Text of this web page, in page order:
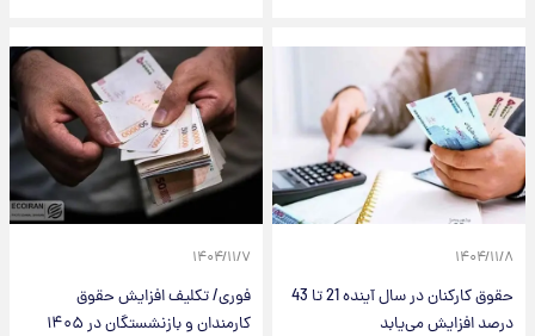
۱۴۰۴/۱۱/۸
حقوق کارکنان در سال آینده 21 تا 43
درصد افزایش می‌یابد
۱۴۰۴/۱۱/۷
فوری/ تکلیف افزایش حقوق
کارمندان و بازنشستگان در ۱۴۰۵